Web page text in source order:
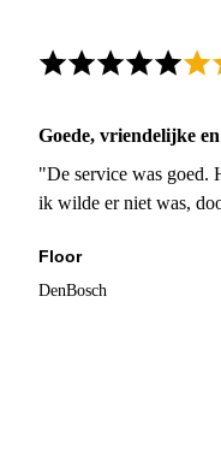
Goede, vriendelijke
"De service was goed.
ik wilde er niet was,
Floor
DenBosch